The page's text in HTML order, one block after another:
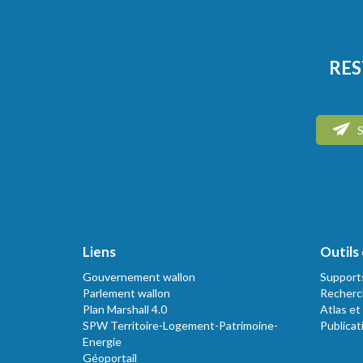
Liens
Gouvernement wallon
Parlement wallon
Plan Marshall 4.0
SPW Territoire-Logement-Patrimoine-
Energie
Géoportail
Outils
Atlas et